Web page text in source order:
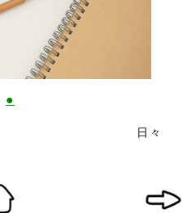
●
日々